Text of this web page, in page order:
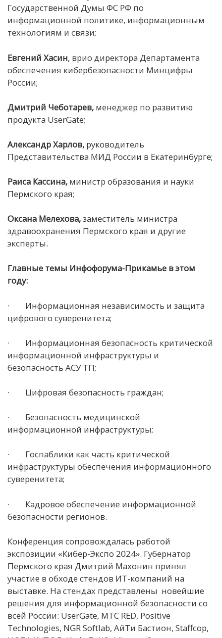
Государственной Думы ФС РФ по
информационной политике, информационным
технологиям и связи;
Евгений Хасин, врио директора Департамента
обеспечения кибербезопасности Минцифры
России;
Дмитрий Чеботарев, менеджер по развитию
продукта UserGate;
Александр Харлов, руководитель
Представительства МИД России в Екатеринбурге;
Раиса Кассина, министр образования и науки
Пермского края;
Оксана Мелехова,заместитель министра
здравоохранения Пермского края и другие
эксперты.
Главные темы Инфофорума-Прикамье в этом
году:
· Информационная независимость и защита
цифрового суверенитета;
· Информационная безопасность критической
информационной инфраструктуры и
безопасность АСУ ТП;
· Цифровая безопасность граждан;
· Безопасность медицинской
информационной инфраструктуры;
· Госпаблики как часть критической
инфраструктуры обеспечения информационного
суверенитета;
· Кадровое обеспечение информационной
безопасности регионов.
Конференция сопровождалась работой
экспозиции «Кибер-Экспо 2024». Губернатор
Пермского края Дмитрий Махонин принял
участие в обходе стендов ИТ-компаний на
выставке. На стендах представлены новейшие
решения для информационной безопасности со
всей России: UserGate, MTC RED, Positive
Technologies, NGR Softlab, АйТи Бастион, Staffcop,